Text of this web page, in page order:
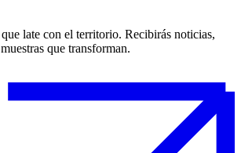
late con el territorio. Recibirás noticias,
que transforman.